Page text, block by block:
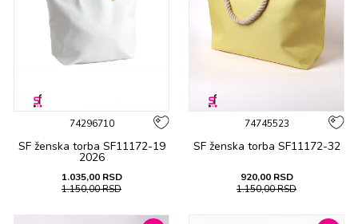
74296710
SF ženska tоrba SF11172-19
2026
1.035,00 RSD
1.150,00RSD
74745523
SF ženska tоrba SF11172-32
920,00 RSD
1.150,00RSD